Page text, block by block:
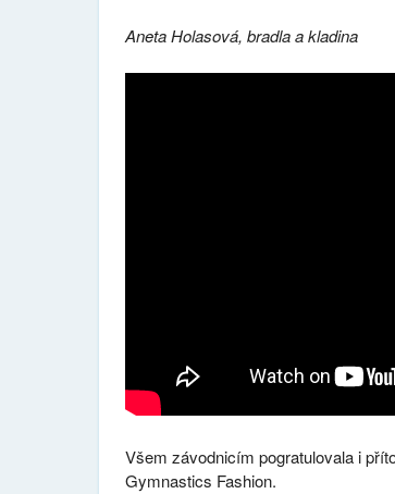
Aneta Holasová, bradla a kladina
Všem závodnicím pogratulovala i
Gymnastics Fashion.